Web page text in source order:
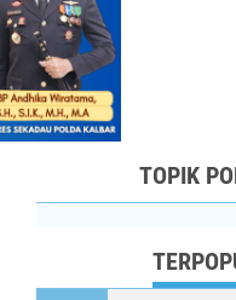
TOPIK